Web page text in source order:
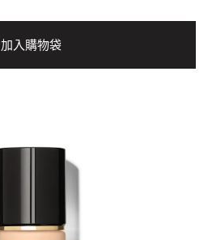
加入購物袋